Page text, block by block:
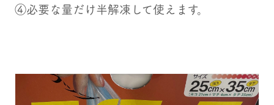
④必要な量だけ半解凍して使えます。